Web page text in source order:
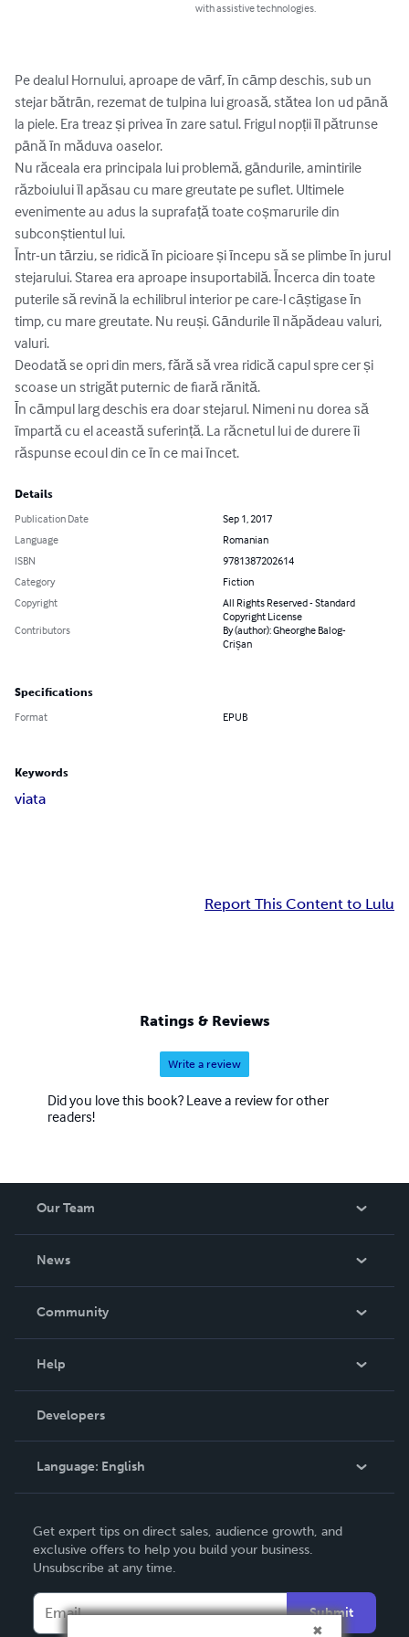
with assistive technologies.
Pe dealul Hornului, aproape de vārf, īn cāmp deschis, sub un
stejar bătrān, rezemat de tulpina lui groasă, stătea Ion ud pānă
la piele. Era treaz și privea īn zare satul. Frigul nopții īl pătrunse
pānă īn măduva oaselor.
Nu răceala era principala lui problemă, gāndurile, amintirile
războiului īl apăsau cu mare greutate pe suflet. Ultimele
evenimente au adus la suprafață toate coșmarurile din
subconștientul lui.
Īntr-un tārziu, se ridică īn picioare și īncepu să se plimbe īn jurul
stejarului. Starea era aproape insuportabilă. Īncerca din toate
puterile să revină la echilibrul interior pe care-l cāștigase īn
timp, cu mare greutate. Nu reuși. Gāndurile īl năpădeau valuri,
valuri.
Deodată se opri din mers, fără să vrea ridică capul spre cer și
scoase un strigăt puternic de fiară rănită.
Īn cāmpul larg deschis era doar stejarul. Nimeni nu dorea să
īmpartă cu el această suferință. La răcnetul lui de durere īi
răspunse ecoul din ce īn ce mai īncet.
Details
Publication Date
Sep 1, 2017
Language
Romanian
ISBN
9781387202614
Category
Fiction
Copyright
All Rights Reserved - Standard
Copyright License
Contributors
By (author): Gheorghe Balog-
Crișan
Specifications
Format EPUB
Keywords
viata
Report This Content to Lulu
Ratings & Reviews
Write a review
Did you love this book? Leave a review for other
readers!
Our Team
News
In The News
Community
Podcast
Help
Order Lookup
Knowledge Base
Contact Support
Developers
Language: English
Deutsch
Français
Italiano
Español
Get expert tips on direct sales, audience growth, and
exclusive offers to help you build your business.
Unsubscribe at any time.
Submit